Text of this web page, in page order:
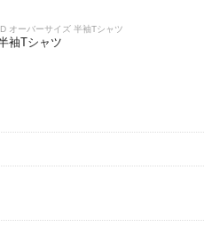
オーバーサイズ 半袖Tシャツ
袖Tシャツ